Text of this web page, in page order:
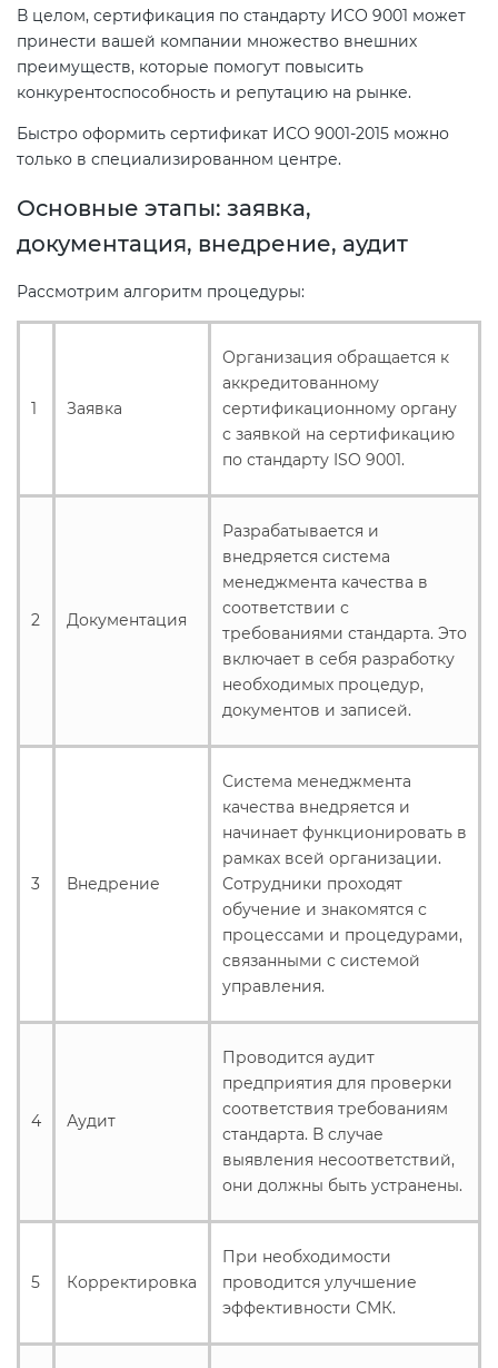
В целом, сертификация по стандарту ИСО 9001 может
принести вашей компании множество внешних
преимуществ, которые помогут повысить
конкурентоспособность и репутацию на рынке.
Быстро оформить сертификат ИСО 9001-2015 можно
только в специализированном центре.
Основные этапы: заявка,
документация, внедрение, аудит
Рассмотрим алгоритм процедуры:
1 Заявка
Организация обращается к
аккредитованному
сертификационному органу
с заявкой на сертификацию
по стандарту ISO 9001.
2 Документация
Разрабатывается и
внедряется система
менеджмента качества в
соответствии с
требованиями стандарта. Это
включает в себя разработку
необходимых процедур,
документов и записей.
3 Внедрение
Система менеджмента
качества внедряется и
начинает функционировать в
рамках всей организации.
Сотрудники проходят
обучение и знакомятся с
процессами и процедурами,
связанными с системой
управления.
4 Аудит
Проводится аудит
предприятия для проверки
соответствия требованиям
стандарта. В случае
выявления несоответствий,
они должны быть устранены.
5 Корректировка
При необходимости
проводится улучшение
эффективности СМК.